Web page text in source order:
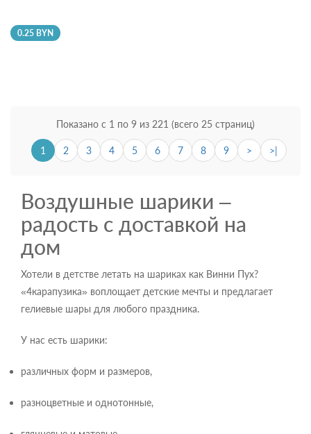
0.25 BYN
Показано с 1 по 9 из 221 (всего 25 страниц)
1 2 3 4 5 6 7 8 9 > >|
Воздушные шарики –
радость с доставкой на
дом
Хотели в детстве летать на шариках как Винни Пух?
«4карапузика» воплощает детские мечты и предлагает
гелиевые шары для любого праздника.
У нас есть шарики:
различных форм и размеров,
разноцветные и однотонные,